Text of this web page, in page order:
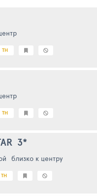
TH
TH
3*
близко к центру
TH